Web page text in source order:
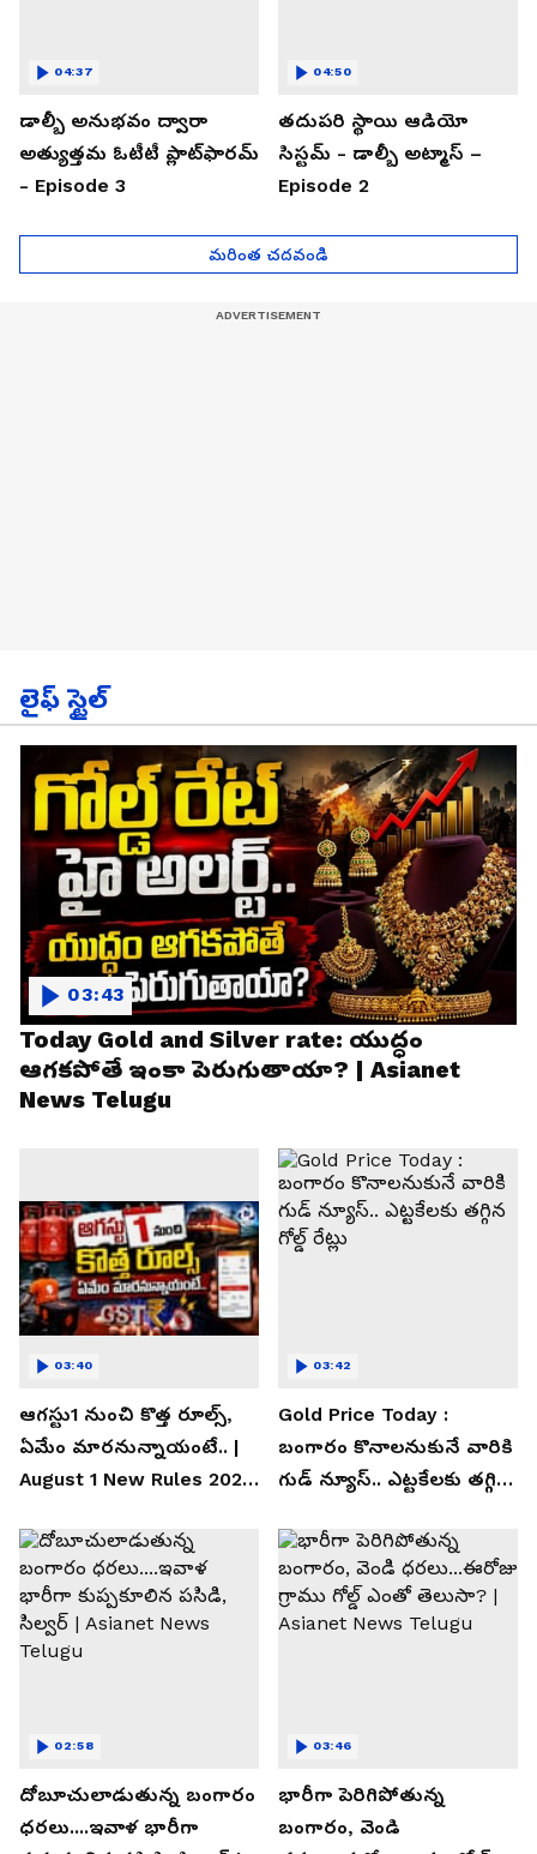
డాల్బీ అనుభవం ద్వారా
అత్యుత్తమ ఓటీటీ ప్లాట్‌ఫారమ్
- Episode 3
04:37
తదుపరి స్థాయి ఆడియో
సిస్టమ్ - డాల్బీ అట్మాస్ –
Episode 2
04:50
మరింత చదవండి
లైఫ్ స్టైల్
Today Gold and Silver rate: యుద్ధం
ఆగకపోతే ఇంకా పెరుగుతాయా? | Asianet
News Telugu
03:43
ఆగస్టు1 నుంచి కొత్త రూల్స్,
ఏమేం మారనున్నాయంటే.. |
August 1 New Rules 2026
03:40
Gold Price Today :
బంగారం కొనాలనుకునే వారికి
గుడ్ న్యూస్.. ఎట్టకేలకు తగ్గిన
03:42
దోబూచులాడుతున్న బంగారం
ధరలు....ఇవాళ భారీగా
02:58
భారీగా పెరిగిపోతున్న
బంగారం, వెండి
03:46